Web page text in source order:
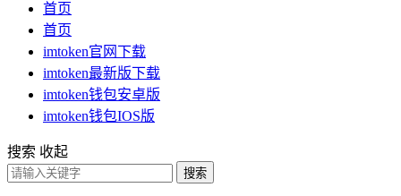
首页
首页
imtoken官网下载
imtoken最新版下载
imtoken钱包安卓版
imtoken钱包IOS版
搜索 收起
搜索